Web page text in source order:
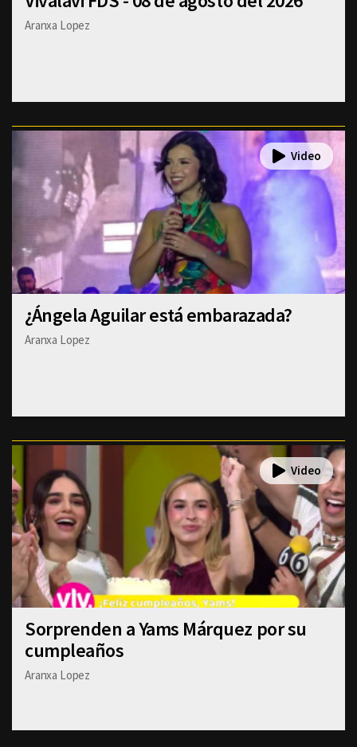
Aranxa Lopez
¿Ángela Aguilar está embarazada?
Aranxa Lopez
Sorprenden a Yams Márquez por su
cumpleaños
Aranxa Lopez